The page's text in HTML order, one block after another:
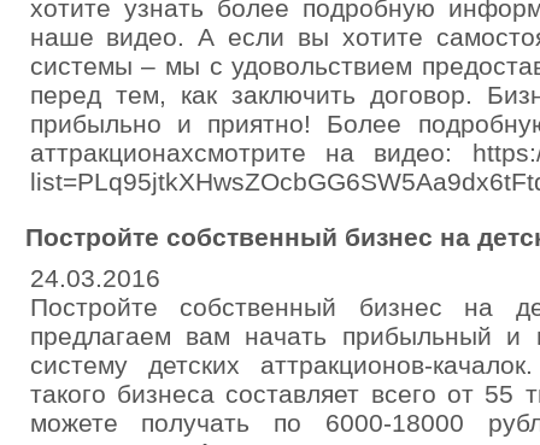
хотите узнать более подробную
наше видео. А если вы хотите
системы – мы с удовольствием
перед тем, как заключить договор.
прибыльно и приятно! Более
аттракционахсмотрите на видео:
Постройте собственный бизнес на
24.03.2016
Постройте собственный бизнес на
предлагаем вам начать прибыльный и
систему детских аттракционов-
такого бизнеса составляет всего от
можете получать по 6000-18000